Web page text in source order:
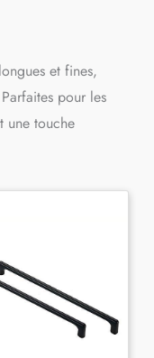
et fines,
pour les
une touche